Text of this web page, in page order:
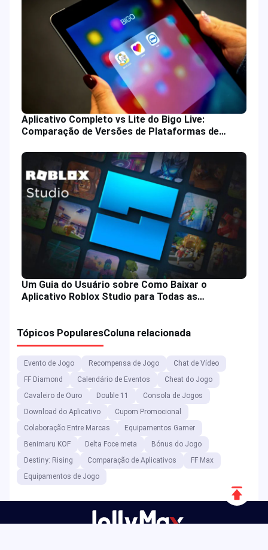
Aplicativo Completo vs Lite do Bigo Live:
Comparação de Versões de Plataformas de
Um Guia do Usuário sobre Como Baixar o
Aplicativo Roblox Studio para Todas as
Tópicos PopularesColuna relacionada
Evento de Jogo Recompensa de Jogo
Chat de Vídeo
FF Diamond
Calendário de Eventos
Cheat do Jogo
Cavaleiro de Ouro
Double 11
Consola de Jogos
Download do Aplicativo
Cupom Promocional
Colaboração Entre Marcas
Equipamentos Gamer
Benimaru KOF
Delta Foce meta
Bónus do Jogo
Destiny: Rising
Comparação de Aplicativos
FF Max
Equipamentos de Jogo
Rolar
para
cima